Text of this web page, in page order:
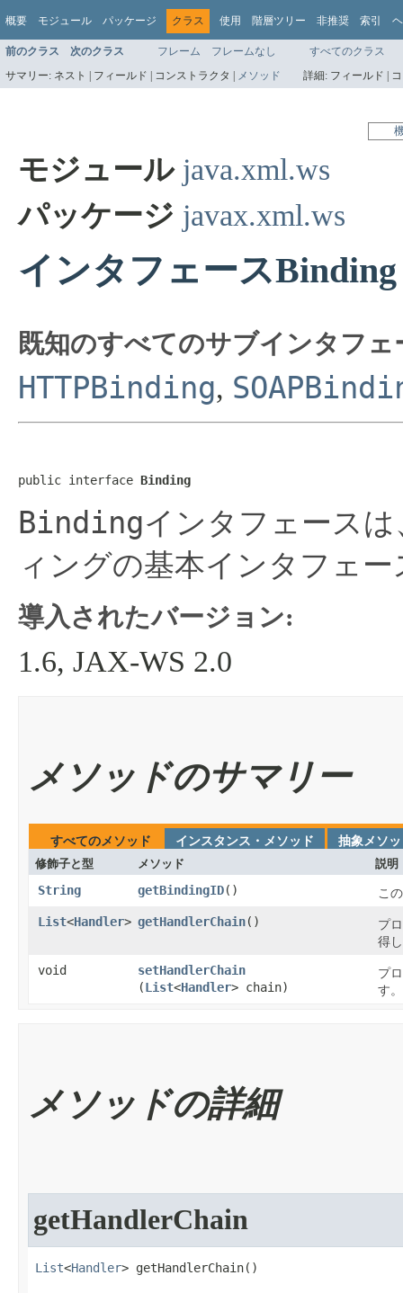
概要 モジュール パッケージ クラス 使用 階層ツリー 非推奨 索引
前のクラス 次のクラス フレーム フレームなし
すべてのクラス
サマリー: ネスト | フィールド | コンストラクタ | メソッド 詳細: フィールド |
モジュール java.xml.ws
パッケージ javax.xml.ws
インタフェースBinding
既知のすべてのサブインタフェ
HTTPBinding,
public interface Binding
Bindingインタフェース
ィングの基本インタフェ
導入されたバージョン:
1.6, JAX-WS 2.0
メソッドのサマリー
すべてのメソッド インスタンス・メソッド
抽象メソ
修飾子と型
メソッド 説明
String getBindingID​() こ
List<Handler> getHandlerChain​()
プ
得
void setHandlerChain
(List<Handler> chain)
プ
す。
メソッドの詳細
getHandlerChain
List<Handler> getHandlerChain​()